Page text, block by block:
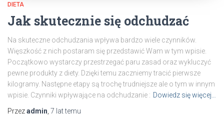
DIETA
Jak skutecznie się odchudzać
Na skuteczne odchudzania wpływa bardzo wiele czynników.
Więszkość z nich postaram się przedstawić Wam w tym wpisie.
Początkowo wystarczy przestrzegać paru zasad oraz wykluczyć
pewne produkty z diety. Dzięki temu zaczniemy tracić pierwsze
kilogramy. Następne etapy są trochę trudniejsze ale o tym w innym
wpisie. Czynniki wpływające na odchudzanie : Dowiedz się więcej…
Przezadmin 7 lattemu